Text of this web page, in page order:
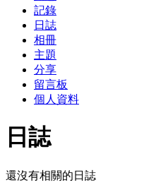
記錄
日誌
相冊
主題
分享
留言板
個人資料
日誌
還沒有相關的日誌